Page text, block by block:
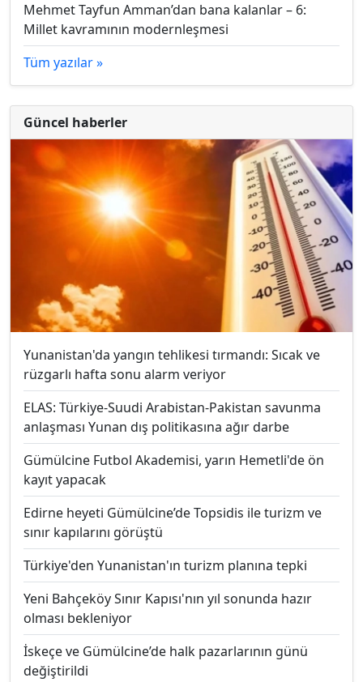
Mehmet Tayfun Amman’dan bana kalanlar – 6:
Millet kavramının modernleşmesi
Tüm yazılar »
Güncel haberler
Yunanistan'da yangın tehlikesi tırmandı: Sıcak ve
rüzgarlı hafta sonu alarm veriyor
ELAS: Türkiye-Suudi Arabistan-Pakistan savunma
anlaşması Yunan dış politikasına ağır darbe
Gümülcine Futbol Akademisi, yarın Hemetli'de ön
kayıt yapacak
Edirne heyeti Gümülcine’de Topsidis ile turizm ve
sınır kapılarını görüştü
Türkiye'den Yunanistan'ın turizm planına tepki
Yeni Bahçeköy Sınır Kapısı'nın yıl sonunda hazır
olması bekleniyor
İskeçe ve Gümülcine’de halk pazarlarının günü
değiştirildi